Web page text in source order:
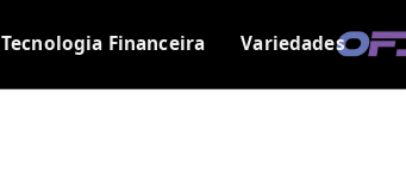
Tecnologia Financeira Variedades